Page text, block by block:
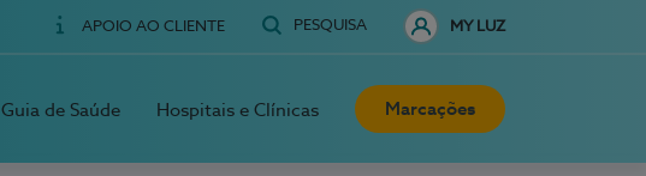
APOIO AO CLIENTE PESQUISA MY LUZ
Guia de Saúde Hospitais e Clínicas Marcações